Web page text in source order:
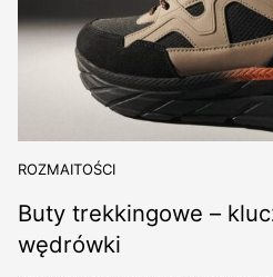
ROZMAITOŚCI
Buty trekkingowe –
wędrówki